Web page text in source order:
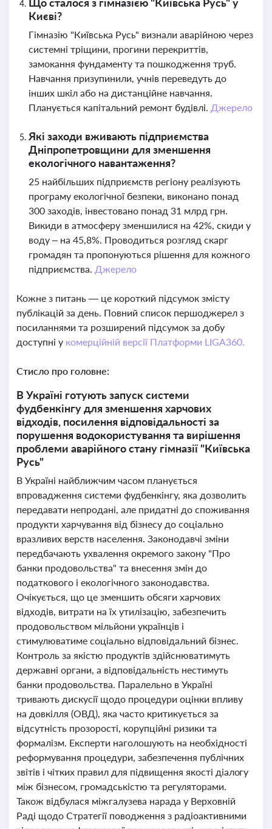
Києві?
Гімназію "Київська Русь" визнали аварійною через
системні тріщини, прогини перекриттів,
замокання фундаменту та пошкодження труб.
Навчання призупинили, учнів переведуть до
інших шкіл або на дистанційне навчання.
Планується капітальний ремонт будівлі. Джерело
Які заходи вживають підприємства
Дніпропетровщини для зменшення
екологічного навантаження?
25 найбільших підприємств регіону реалізують
програму екологічної безпеки, виконано понад
300 заходів, інвестовано понад 31 млрд грн.
Викиди в атмосферу зменшилися на 42%, скиди у
воду – на 45,8%. Проводиться розгляд скарг
громадян та пропонуються рішення для кожного
підприємства. Джерело
Кожне з питань — це короткий підсумок змісту
публікацій за день. Повний список першоджерел з
посиланнями та розширений підсумок за добу
доступні у комерційній версії Платформи LIGA360.
Стисло про головне:
В Україні готують запуск системи
фудбенкінгу для зменшення харчових
відходів, посилення відповідальності за
порушення водокористування та вирішення
проблеми аварійного стану гімназії "Київська
Русь"
В Україні найближчим часом планується
впровадження системи фудбенкінгу, яка дозволить
передавати непродані, але придатні до споживання
продукти харчування від бізнесу до соціально
вразливих верств населення. Законодавчі зміни
передбачають ухвалення окремого закону "Про
банки продовольства" та внесення змін до
податкового і екологічного законодавства.
Очікується, що це зменшить обсяги харчових
відходів, витрати на їх утилізацію, забезпечить
продовольством мільйони українців і
стимулюватиме соціально відповідальний бізнес.
Контроль за якістю продуктів здійснюватимуть
державні органи, а відповідальність нестимуть
банки продовольства. Паралельно в Україні
тривають дискусії щодо процедури оцінки впливу
на довкілля (ОВД), яка часто критикується за
відсутність прозорості, корупційні ризики та
формалізм. Експерти наголошують на необхідності
реформування процедури, забезпечення публічних
звітів і чітких правил для підвищення якості діалогу
між бізнесом, громадськістю та регуляторами.
Також відбулася міжгалузева нарада у Верховній
Раді щодо Стратегії поводження з радіоактивними